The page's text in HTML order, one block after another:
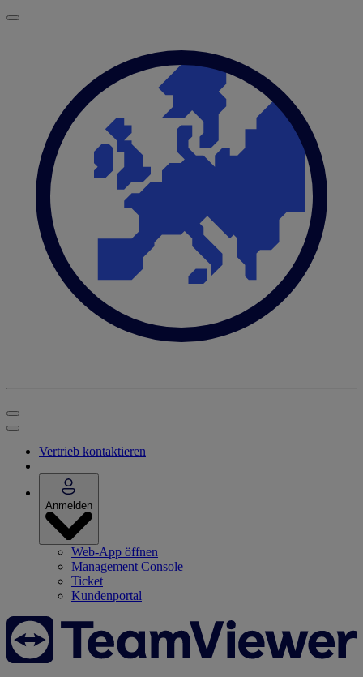
Vertrieb kontaktieren
Anmelden
Web-App öffnen
Management Console
Ticket
Kundenportal